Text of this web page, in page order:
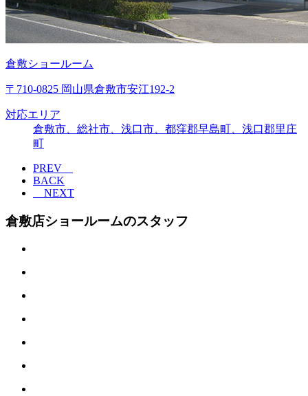
倉敷ショールーム
〒710-0825 岡山県倉敷市安江192-2
対応エリア
倉敷市、総社市、浅口市、都窪郡早島町、浅口郡里庄
町
PREV
BACK
NEXT
倉敷店ショールームのスタッフ